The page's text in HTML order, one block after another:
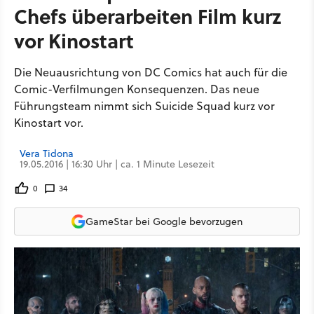
Chefs überarbeiten Film kurz
vor Kinostart
Die Neuausrichtung von DC Comics hat auch für die
Comic-Verfilmungen Konsequenzen. Das neue
Führungsteam nimmt sich Suicide Squad kurz vor
Kinostart vor.
Vera Tidona
19.05.2016 | 16:30 Uhr | ca. 1 Minute Lesezeit
0 34
GameStar bei Google bevorzugen